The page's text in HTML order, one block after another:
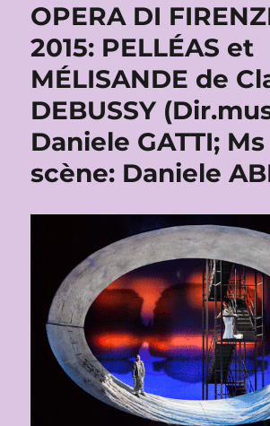
OPERA DI
2015: PELLÉAS et
MÉLISANDE de
DEBUSSY
Daniele GATTI;
scène: Daniele